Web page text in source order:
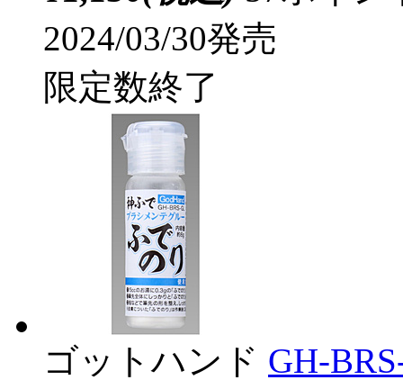
2024/03/30発売
限定数終了
ゴットハンド GH-